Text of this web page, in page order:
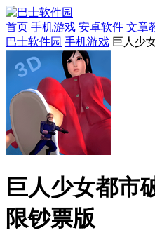
首页 手机游戏 安卓软件 文章
巴士软件园 手机游戏 巨人少
巨人少女都市
限钞票版